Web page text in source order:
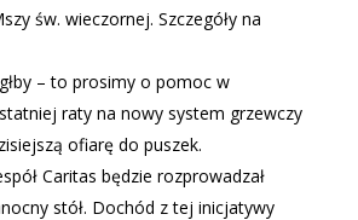
św. wieczornej. Szczegóły na
– to prosimy o pomoc w
raty na nowy system grzewczy
ofiarę do puszek.
Caritas będzie rozprowadzał
stół. Dochód z tej inicjatywy